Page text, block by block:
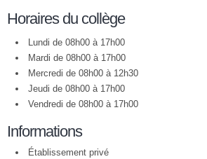
Horaires du collège
Lundi de 08h00 à 17h00
Mardi de 08h00 à 17h00
Mercredi de 08h00 à 12h30
Jeudi de 08h00 à 17h00
Vendredi de 08h00 à 17h00
Informations
Établissement privé